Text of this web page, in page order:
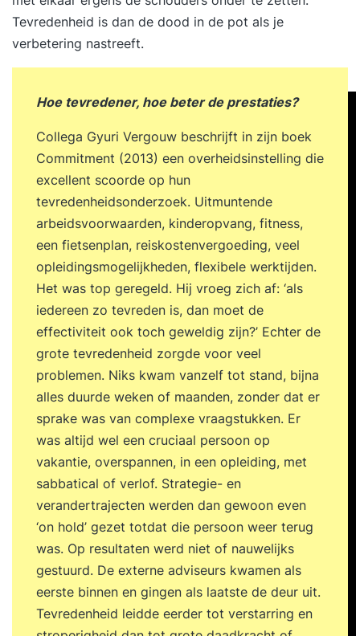
managen, maar vooral het managen van jezelf.
Voordelen van deze tweedaagse opzet: Inzicht in
tools voor directe toepassing in je werk.
Resultaat Na deze training weet je hoe je een
optimaal productiviteitsritme creëert. Je hebt
overzicht, focus en controle over je werk. Je
werkt met meer impact en minder stress. Ook
weet je bewust te communiceren tijdens kritieke
momenten en vergroot je invloed in uitdagende
situaties. Je boekt zichtbaar betere resultaten en
ervaart meer energie en voldoening in je werk.
Programma Dag 1 09:30 uur Start training Wat
effectief timemanagement werkelijk is en wat het
van jou vraagt. Inzicht in hoe jij je tijd momenteel
besteedt en waar winst te behalen is.
Energiegevers en energievreters: waar laad je van
op en waar loop je leeg. De relatie tussen
aandacht, focus en prestaties. Herkennen en
doorbreken van belemmerende denk- en
gedragspatronen. Prioriteiten stellen op basis van
impact in plaats van urgentie. Regie nemen over
je agenda, taken en verwachtingen. Formuleren
van persoonlijke leerdoelen en actiepunten voor
de komende periode. 17:00 uur Einde training
Dag 2 09:30 uur Start training Terugkoppeling op
de tussenliggende periode en behaalde
Tevredenheid is dan de dood in de pot als je
verbetering nastreeft.
Hoe tevredener, hoe beter de prestaties?
Collega Gyuri Vergouw beschrijft in zijn boek
Commitment (2013) een overheidsinstelling die
excellent scoorde op hun
tevredenheidsonderzoek. Uitmuntende
arbeidsvoorwaarden, kinderopvang, fitness,
een fietsenplan, reiskostenvergoeding, veel
opleidingsmogelijkheden, flexibele werktijden.
Het was top geregeld. Hij vroeg zich af: ‘als
iedereen zo tevreden is, dan moet de
effectiviteit ook toch geweldig zijn?’ Echter de
grote tevredenheid zorgde voor veel
problemen. Niks kwam vanzelf tot stand, bijna
alles duurde weken of maanden, zonder dat er
sprake was van complexe vraagstukken. Er
was altijd wel een cruciaal persoon op
vakantie, overspannen, in een opleiding, met
sabbatical of verlof. Strategie- en
verandertrajecten werden dan gewoon even
‘on hold’ gezet totdat die persoon weer terug
was. Op resultaten werd niet of nauwelijks
gestuurd. De externe adviseurs kwamen als
eerste binnen en gingen als laatste de deur uit.
Tevredenheid leidde eerder tot verstarring en